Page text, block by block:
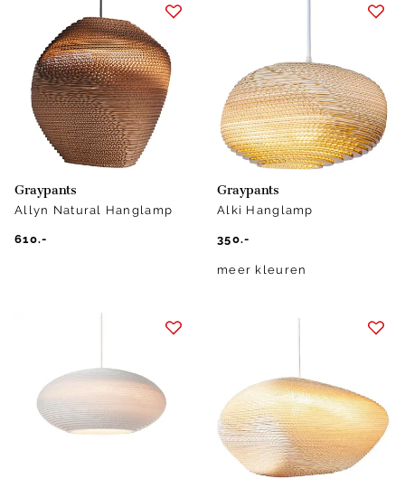
Graypants
Allyn Natural Hanglamp
610.-
Graypants
Alki Hanglamp
350.-
meer kleuren